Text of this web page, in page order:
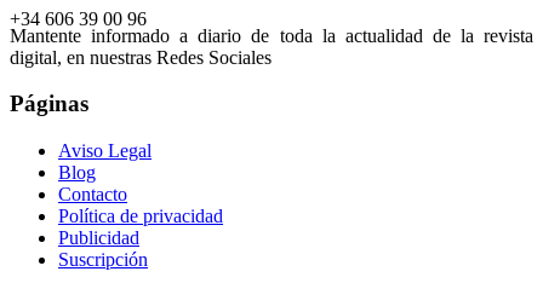
+34 606 39 00 96
Mantente informado a diario de toda la actualidad de la revista
digital, en nuestras Redes Sociales
Páginas
Aviso Legal
Blog
Contacto
Política de privacidad
Publicidad
Suscripción